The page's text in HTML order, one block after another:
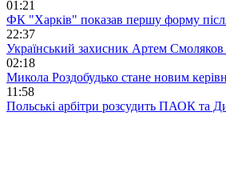
01:21
ФК "Харків" показав першу форму
22:37
Український захисник Артем
02:18
Микола Роздобудько стане новим
11:58
Польські арбітри розсудить ПАОК та